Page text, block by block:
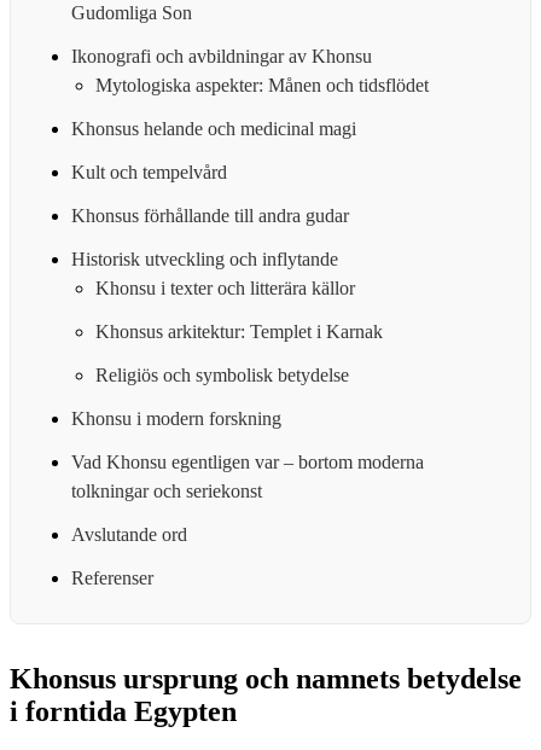
Gudomliga Son
Ikonografi och avbildningar av Khonsu
Mytologiska aspekter: Månen och tidsflödet
Khonsus helande och medicinal magi
Kult och tempelvård
Khonsus förhållande till andra gudar
Historisk utveckling och inflytande
Khonsu i texter och litterära källor
Khonsus arkitektur: Templet i Karnak
Religiös och symbolisk betydelse
Khonsu i modern forskning
Vad Khonsu egentligen var – bortom moderna
tolkningar och seriekonst
Avslutande ord
Referenser
Khonsus ursprung och namnets betydelse
i forntida Egypten